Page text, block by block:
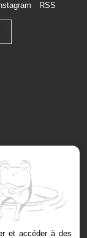
RSS
et accéder à des